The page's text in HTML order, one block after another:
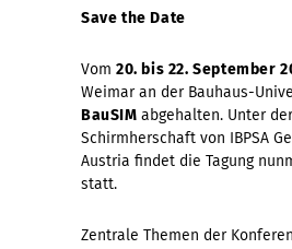
Save the Date
Vom 20. bis 22. September
Weimar an der Bauhaus-
BauSIMabgehalten. Unter
Schirmherschaft von IBPSA
Austria findet die Tagung
statt.
Zentrale Themen der